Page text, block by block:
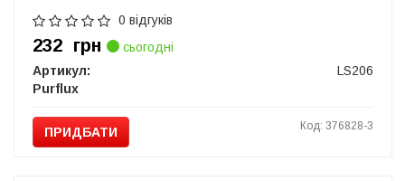
0 відгуків
232 грн
сьогодні
Артикул:
LS206
Purflux
ПРИДБАТИ Код: 376828-3